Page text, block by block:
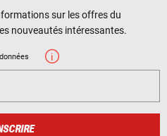
sur les offres du
nouveautés intéressantes.